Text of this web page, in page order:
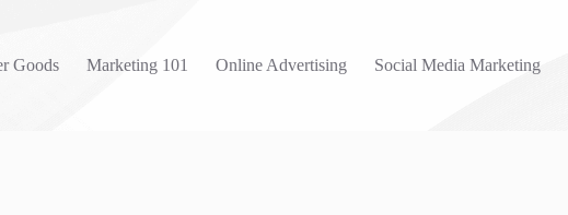
Goods Marketing 101 Online Advertising Social Media Marketing